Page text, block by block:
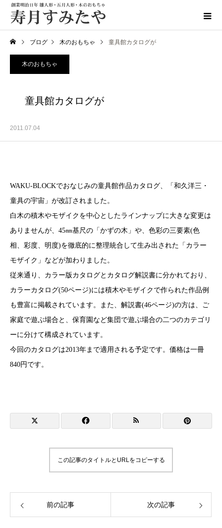
ブログ 木のおもちゃ 童具館カタログが
木のおもちゃ
童具館カタログが
2011.07.04
WAKU-BLOCKでおなじみの童具館作品カタログ、「和久洋三・
童具の宇宙」が改訂されました。
白木の積木やモザイクを中心としたラインナップに大きな変更は
ありませんが、45㎜基尺の「かずの木」や、色彩の三要素(色
相、彩度、明度)を徹底的に整理統合して生み出された「カラー
モザイク」などが加わりました。
従来通り、カラー版カタログとカタログ解説書に分かれており、
カラーカタログ(50ページ)には積木やモザイクで作られた作品例
も豊富に掲載されています。また、解説書(46ページ)の方は、ご
家庭で遊ぶ場合と、保育園など集団で遊ぶ場合の二つのカテゴリ
ーに分けて構成されています。
今回のカタログは2013年まで適用される予定です。価格は一冊
840円です。
この記事のタイトルとURLをコピーする
前の記事 次の記事